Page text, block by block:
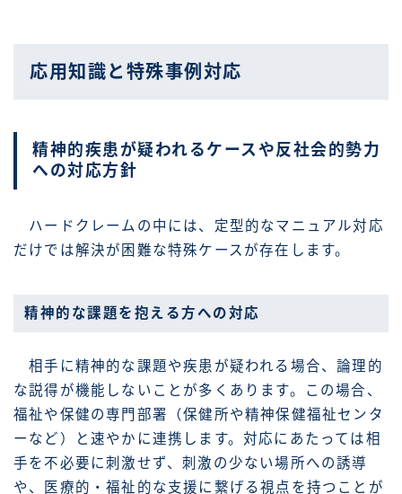
応用知識と特殊事例対応
精神的疾患が疑われるケースや反社会的勢力
への対応方針
ハードクレームの中には、定型的なマニュアル対応
だけでは解決が困難な特殊ケースが存在します。
精神的な課題を抱える方への対応
相手に精神的な課題や疾患が疑われる場合、論理的
な説得が機能しないことが多くあります。この場合、
福祉や保健の専門部署（保健所や精神保健福祉センタ
ーなど）と速やかに連携します。対応にあたっては相
手を不必要に刺激せず、刺激の少ない場所への誘導
や、医療的・福祉的な支援に繋げる視点を持つことが